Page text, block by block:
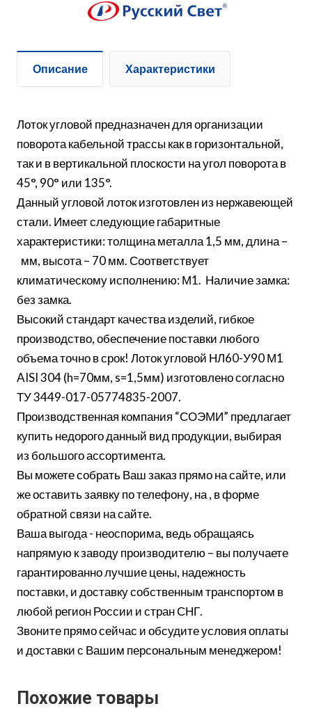
Описание Характеристики
Лоток угловой предназначен для организации
поворота кабельной трассы как в горизонтальной,
так и в вертикальной плоскости на угол поворота в
45°, 90° или 135°.
Данный угловой лоток изготовлен из нержавеющей
стали. Имеет следующие габаритные
характеристики: толщина металла 1,5 мм, длина –
мм, высота – 70 мм. Соответствует
климатическому исполнению: М1. Наличие замка:
без замка.
Высокий стандарт качества изделий, гибкое
производство, обеспечение поставки любого
объема точно в срок! Лоток угловой НЛ60-У90 М1
AISI 304 (h=70мм, s=1,5мм) изготовлено согласно
ТУ 3449-017-05774835-2007.
Производственная компания “СОЭМИ” предлагает
купить недорого данный вид продукции, выбирая
из большого ассортимента.
Вы можете собрать Ваш заказ прямо на сайте, или
же оставить заявку по телефону, на , в форме
обратной связи на сайте.
Ваша выгода - неоспорима, ведь обращаясь
напрямую к заводу производителю – вы получаете
гарантированно лучшие цены, надежность
поставки, и доставку собственным транспортом в
любой регион России и стран СНГ.
Звоните прямо сейчас и обсудите условия оплаты
и доставки с Вашим персональным менеджером!
Похожие товары